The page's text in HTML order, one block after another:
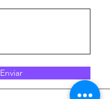
Enviar